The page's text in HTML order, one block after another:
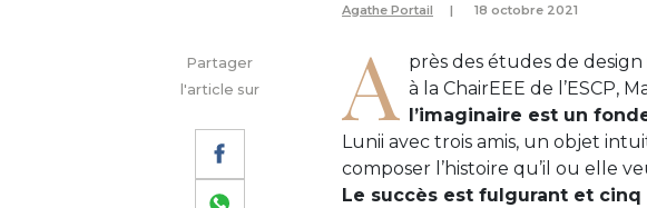
Agathe Portail 18 octobre 2021
Partager
l'article sur
A près des études de
à la ChairEEE de l’ESCP,
l’imaginaire est un
Lunii avec trois amis, un objet
composer l’histoire qu’il ou elle
Le succès est fulgurant et